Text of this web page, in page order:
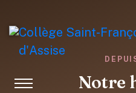
Collège Saint-
d'Assise
Notre